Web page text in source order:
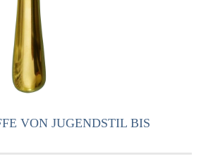
VON JUGENDSTIL BIS